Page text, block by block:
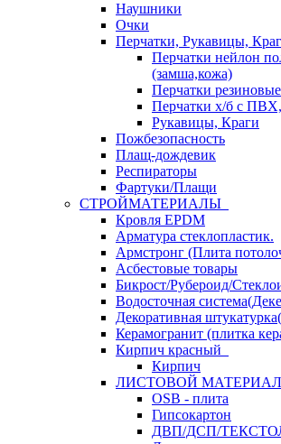
Наушники
Очки
Перчатки, Рукавицы,
Перчатки нейлон
(замша,кожа)
Перчатки резиновые
Перчатки х/б с ПВХ,
Рукавицы, Краги
Пожбезопасность
Плащ-дождевик
Респираторы
Фартуки/Плащи
СТРОЙМАТЕРИАЛЫ
Кровля ЕРDM
Арматура стеклопластик.
Армстронг (Плита
Асбестовые товары
Бикрост/Рубероид/
Водосточная
Декоративная
Керамогранит (плитка
Кирпич красный
Кирпич
ЛИСТОВОЙ МАТЕРИАЛ
OSB - плита
Гипсокартон
ДВП/ДСП/